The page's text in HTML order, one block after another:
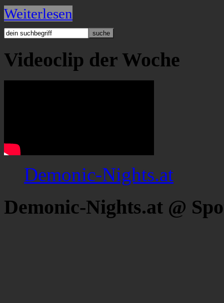
Weiterlesen
Videoclip der Woche
Demonic-Nights.at
Demonic-Nights.at @